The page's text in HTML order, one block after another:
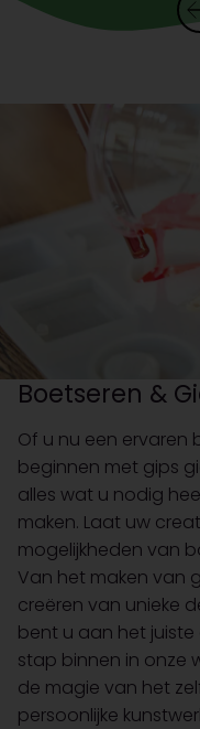
Boetseren &
Of u nu een ervaren
beginnen met gips
alles wat u nodig
maken. Laat uw
mogelijkheden van
Van het maken van
creëren van unieke
bent u aan het
stap binnen in onze
de magie van het
persoonlijke